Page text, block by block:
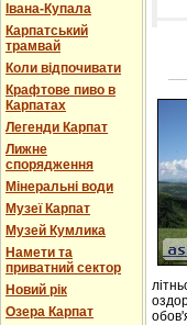
Івана-Купала
Карпатський
трамвай
Коли відпочивати
Крафтове пиво в
Карпатах
Легенди Карпат
Лижне
спорядження
Мінеральні води
Музеї Карпат
Музей Кумлика
Намети та
приватний сектор
Новий рік
Озера Карпат